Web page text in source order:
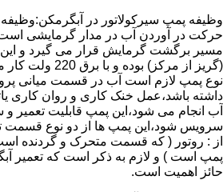
وظیفه پمپ سیرکولاتور در
حرکت در آوردن آب در مدار گرمایشی است
مسیر برگشت گرمایش قرار می گیرد و این
(گریز از مرکز)
نوع پمپ لازم است آب در قسمت میانی
داشته باشد،عمل خنک کاری و روان کاری
آب انجام می شود،این پمپ قابلیت تعمیر و
سرویس شود،این پمپ ها از دو نوع قسمت
از : روتور ( که قسمت متحرک و گردنده است
پمپ است ) و لازم به ذکر است که تعمیر
حائز اهمیت است.